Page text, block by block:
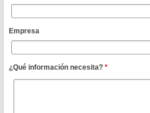
Empresa
¿Qué información necesita? *